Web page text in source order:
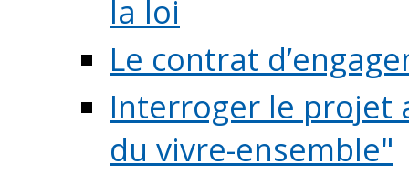
la loi
Le contrat
Interroger le projet
du vivre-ensemble"